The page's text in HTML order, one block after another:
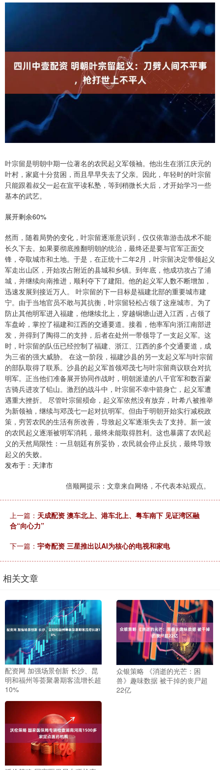
叶宗留是明朝中期一位著名的农民起义军领袖。他出生在浙江庆元的
叶村，家庭十分贫困，而且早早失去了父亲。因此，年轻时的叶宗留
只能跟着叔父一起在宣平读私塾，等到稍微长大后，才开始学习一些
基本的武艺。
展开剩余60%
然而，随着局势的变化，叶宗留逐渐意识到，仅仅依靠游击战术不能
长久下去。如果要彻底推翻明朝的统治，最终还是要与官军正面交
锋，夺取城市和土地。于是，在正统十二年2月，叶宗留决定带领起义
军走出山区，开始攻占附近的县城和乡镇。到年底，他成功攻占了浦
城，并继续向南推进，顺利夺下了建阳。他的起义军人数不断增加，
迅速发展到接近万人。 叶宗留的下一目标是福建北部的重要城市建
宁。由于当地官员不敢与其抗衡，叶宗留轻松占领了这座城市。为了
防止其他明军进入福建，他继续北上，穿越铜塘山进入江西，占领了
车盘岭，掌控了福建和江西的交通要道。接着，他率军向浙江南部进
发，并得到了陶得二的支持，后者在处州一带领导了一支起义军。这
时，叶宗留的队伍已经控制了福建、浙江、江西的多个交通要道，成
为三省的强大威胁。 在这一阶段，福建沙县的另一支起义军与叶宗留
的部队取得了联系。沙县的起义军首领邓茂七与叶宗留商议联合对抗
明军。正当他们准备展开协同作战时，明朝派遣的八千官军和数百蒙
古骑兵进攻了铅山。激烈的战斗中，叶宗留不幸中箭身亡，起义军遭
遇重大挫折。 尽管叶宗留殒命，起义军依然没有放弃，叶希八被推举
为新领袖，继续与邓茂七一起对抗明军。但由于明朝开始实行减税政
策，穷苦农民的生活有所改善，导致起义军逐渐失去了支持。新一波
的农民起义逐渐被明军消耗，最终未能取得胜利。这也暴露了农民起
义的天然局限性：一旦朝廷有所妥协，农民就会停止反抗，最终导致
起义的失败。
发布于：天津市
倍顺网提示：文章来自网络，不代表本站观点。
上一篇： 天成配资 澳车北上、港车北上、粤车南下 见证湾区融
合“向心力”
下一篇： 宇奇配资 三星推出以AI为核心的电视和家电
相关文章
配资网 加强场景创新 长沙、昆
明和福州等荟聚暑期客流增长超
10%
众银策略 《消逝的光芒：困
兽》趣味数据 被干掉的丧尸超
22亿